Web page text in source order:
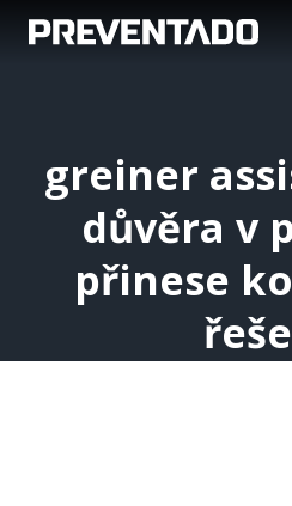
greiner
důvěra v
přinese